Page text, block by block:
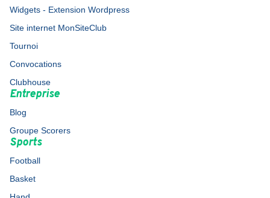
Widgets - Extension Wordpress
Site internet MonSiteClub
Tournoi
Convocations
Clubhouse
Entreprise
Blog
Groupe Scorers
Sports
Football
Basket